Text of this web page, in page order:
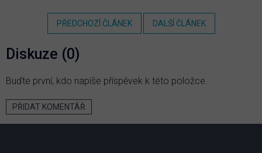
PŘEDCHOZÍ ČLÁNEK DALŠÍ ČLÁNEK
Diskuze (0)
Buďte první, kdo napíše příspěvek k této položce.
PŘIDAT KOMENTÁŘ